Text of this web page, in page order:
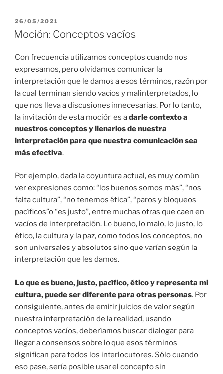
PUBLICADO
EL
26/05/2021
Moción: Conceptos vacíos
Con frecuencia utilizamos conceptos cuando nos
expresamos, pero olvidamos comunicar la
interpretación que le damos a esos términos, razón por
la cual terminan siendo vacíos y malinterpretados, lo
que nos lleva a discusiones innecesarias. Por lo tanto,
la invitación de esta moción es adarle contexto a
nuestros conceptos y llenarlos de nuestra
interpretación para que nuestra comunicación sea
más efectiva.
Por ejemplo, dada la coyuntura actual, es muy común
ver expresiones como: “los buenos somos más”, “nos
falta cultura”, “no tenemos ética”, “paros y bloqueos
pacíficos”o “es justo”, entre muchas otras que caen en
vacíos de interpretación. Lo bueno, lo malo, lo justo, lo
ético, la cultura y la paz, como todos los conceptos, no
son universales y absolutos sino que varían según la
interpretación que les damos.
Lo que es bueno, justo, pacífico, ético y representa mi
cultura, puede ser diferente para otras personas. Por
consiguiente, antes de emitir juicios de valor según
nuestra interpretación de la realidad, usando
conceptos vacíos, deberíamos buscar dialogar para
llegar a consensos sobre lo que esos términos
significan para todos los interlocutores. Sólo cuando
eso pase, sería posible usar el concepto sin